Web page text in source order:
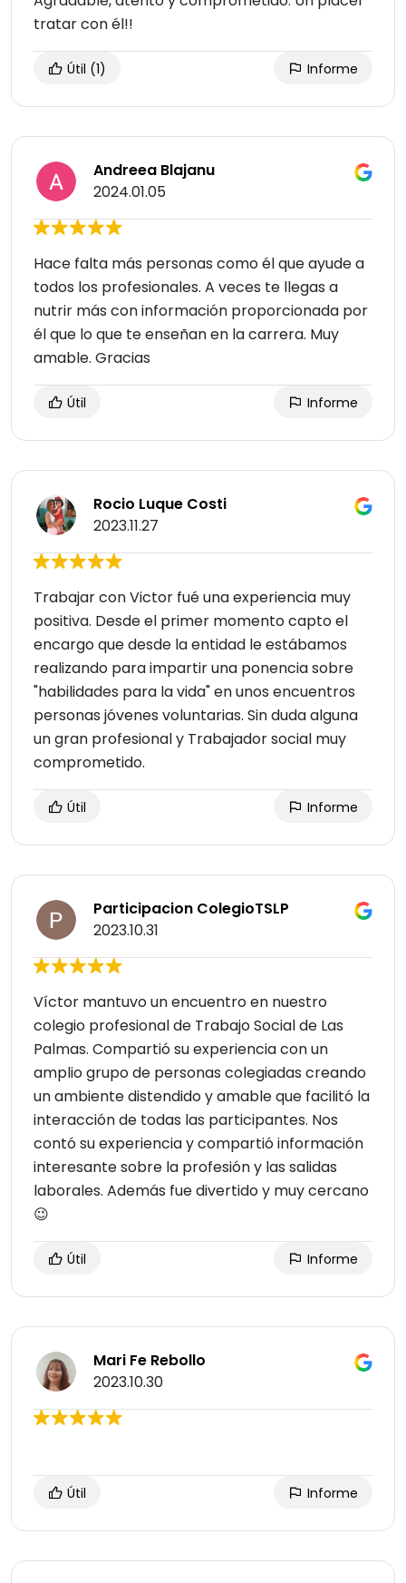
tratar con él!!
Útil (1) Informe
Andreea Blajanu
2024.01.05
Hace falta más personas como él que ayude a
todos los profesionales. A veces te llegas a
nutrir más con información proporcionada por
él que lo que te enseñan en la carrera. Muy
amable. Gracias
Útil Informe
Rocio Luque Costi
2023.11.27
Trabajar con Victor fué una experiencia muy
positiva. Desde el primer momento capto el
encargo que desde la entidad le estábamos
realizando para impartir una ponencia sobre
"habilidades para la vida" en unos encuentros
personas jóvenes voluntarias. Sin duda alguna
un gran profesional y Trabajador social muy
comprometido.
Útil Informe
Participacion ColegioTSLP
2023.10.31
Víctor mantuvo un encuentro en nuestro
colegio profesional de Trabajo Social de Las
Palmas. Compartió su experiencia con un
amplio grupo de personas colegiadas creando
un ambiente distendido y amable que facilitó la
interacción de todas las participantes. Nos
contó su experiencia y compartió información
interesante sobre la profesión y las salidas
laborales. Además fue divertido y muy cercano
😉
Útil Informe
Mari Fe Rebollo
2023.10.30
Útil Informe